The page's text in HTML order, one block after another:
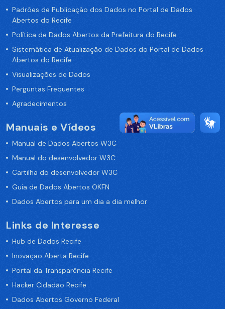
Padrões de Publicação dos Dados no Portal de Dados
Abertos do Recife
Política de Dados Abertos da Prefeitura do Recife
Sistemática de Atualização de Dados do Portal de Dados
Abertos do Recife
Visualizações de Dados
Perguntas Frequentes
Agradecimentos
Manuais e Vídeos
Manual de Dados Abertos W3C
Manual do desenvolvedor W3C
Cartilha do desenvolvedor W3C
Guia de Dados Abertos OKFN
Dados Abertos para um dia a dia melhor
Links de Interesse
Hub de Dados Recife
Inovação Aberta Recife
Portal da Transparência Recife
Hacker Cidadão Recife
Dados Abertos Governo Federal